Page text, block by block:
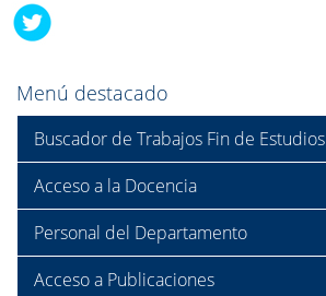
Menú destacado
Buscador de Trabajos Fin de Estudios
Acceso a la Docencia
Personal del Departamento
Acceso a Publicaciones